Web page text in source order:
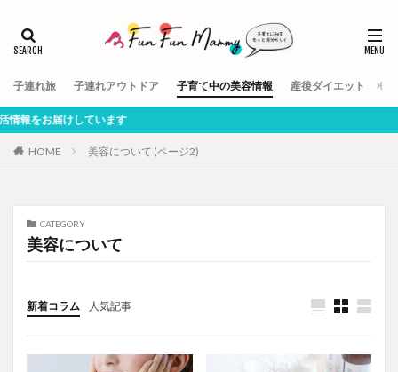
子連れ旅 子連れアウトドア 子育て中の美容情報 産後ダイエット
届けしています
HOME 美容について (ページ2)
CATEGORY
美容について
新着コラム 人気記事